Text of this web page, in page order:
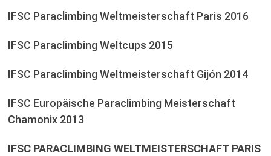
IFSC Paraclimbing Weltmeisterschaft Paris 2016
IFSC Paraclimbing Weltcups 2015
IFSC Paraclimbing Weltmeisterschaft Gijón 2014
IFSC Europäische Paraclimbing Meisterschaft
Chamonix 2013
IFSC PARACLIMBING WELTMEISTERSCHAFT PARIS